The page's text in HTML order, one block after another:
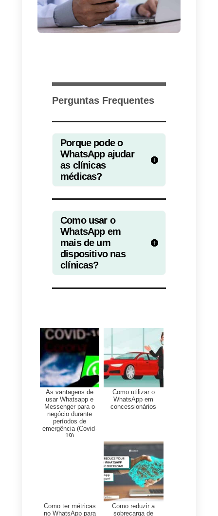
a possibilidade de integrar o
WhatsAppdentro de uma
uma série de funcionalidades
ajudam na gestão multiagente de
uma linha WhatsApp.
Através da plataforma, é possível
estruturar a sua rede de
funcionários de assistência de
forma organizada,
possívelconfigurar respostas
rápidas, caso haja perguntas
frequentes, oucriar tags
classificar os diferentes doentes
que interagem com a clínica,
que possa identificá-los com
Além disso, aCallbellpermite
integrar também as app de